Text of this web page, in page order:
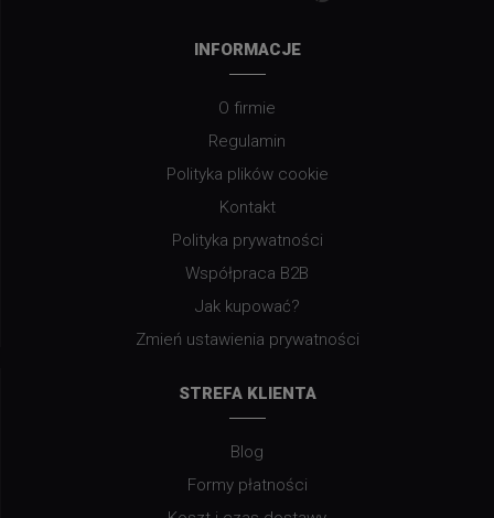
INFORMACJE
O firmie
Regulamin
Polityka plików cookie
Kontakt
Polityka prywatności
Współpraca B2B
Jak kupować?
Zmień ustawienia prywatności
STREFA KLIENTA
Blog
Formy płatności